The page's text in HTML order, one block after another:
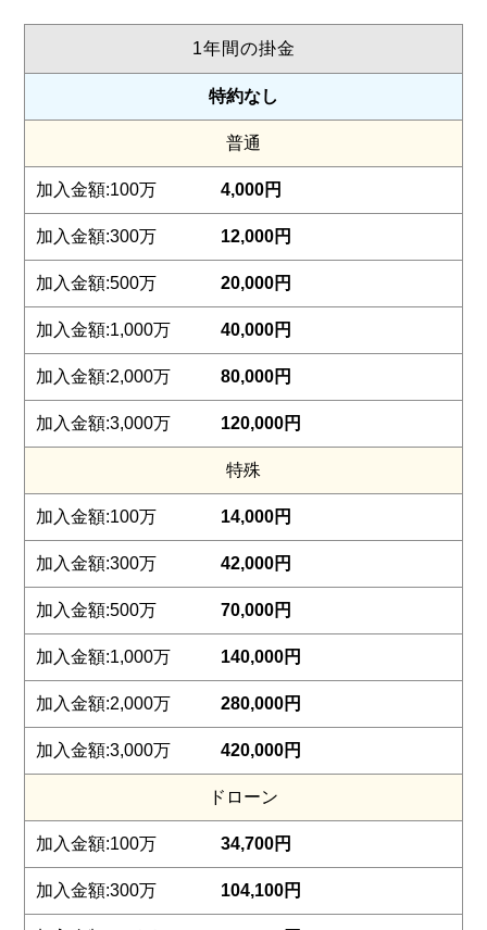
1年間の掛金
特約なし
普通
4,000円
12,000円
20,000円
40,000円
80,000円
120,000円
特殊
14,000円
42,000円
70,000円
140,000円
280,000円
420,000円
ドローン
34,700円
104,100円